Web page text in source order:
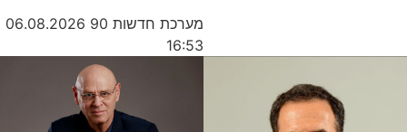
מערכת חדשות 90
06.08.2026
16:53